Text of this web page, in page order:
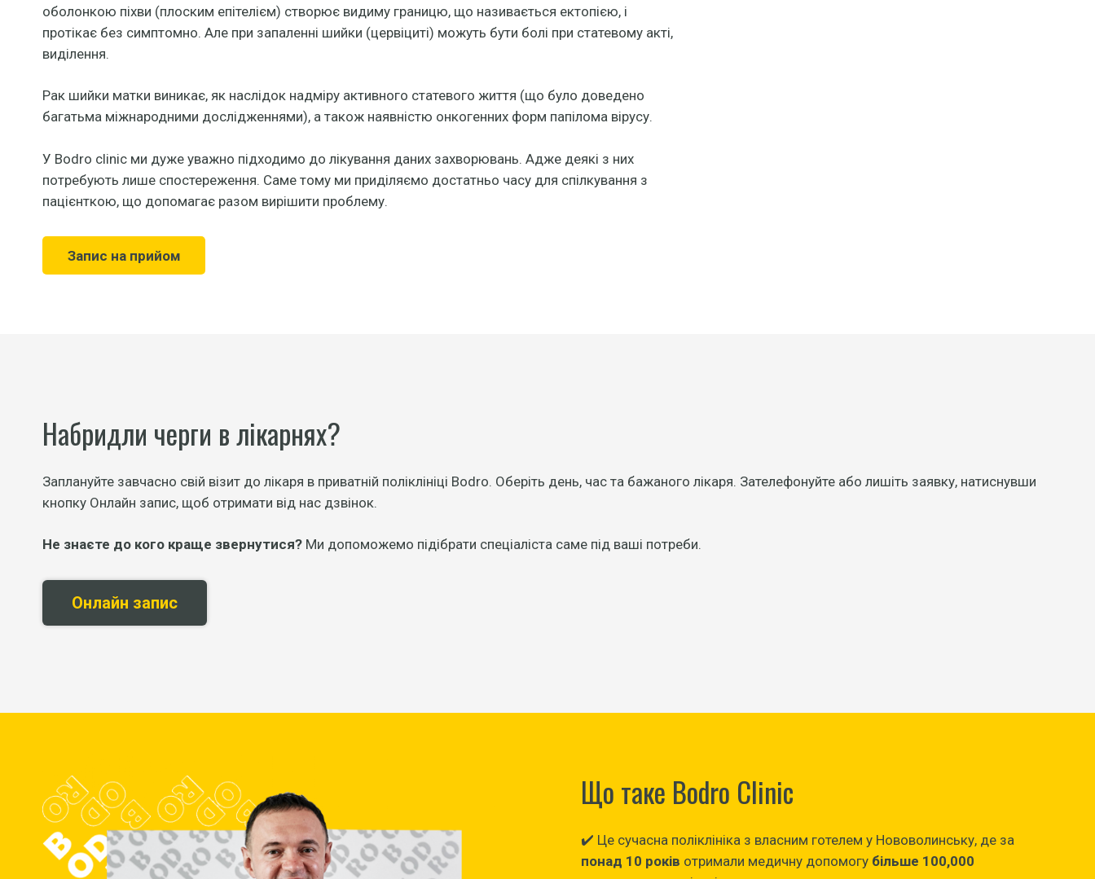
оболонкою піхви (плоским епітелієм) створює видиму границю, що називається ектопією, і
протікає без симптомно. Але при запаленні шийки (цервіциті) можуть бути болі при статевому акті,
виділення.
Рак шийки матки виникає, як наслідок надміру активного статевого життя (що було доведено
багатьма міжнародними дослідженнями), а також наявністю онкогенних форм папілома вірусу.
У Bodro clinic ми дуже уважно підходимо до лікування даних захворювань. Адже деякі з них
потребують лише спостереження. Саме тому ми приділяємо достатньо часу для спілкування з
пацієнткою, що допомагає разом вирішити проблему.
Запис на прийом
Набридли черги в лікарнях?
Заплануйте завчасно свій візит до лікаря в приватній поліклініці Bodro. Оберіть день, час та бажаного лікаря. Зателефонуйте або лишіть заявку, натиснувши
кнопку Онлайн запис, щоб отримати від нас дзвінок.
Не знаєте до кого краще звернутися? Ми допоможемо підібрати спеціаліста саме під ваші потреби.
Онлайн запис
Що таке Bodro Clinic
✔️ Це сучасна поліклініка з власним готелем у Нововолинську, де за
понад 10 років отримали медичну допомогу більше 100,000